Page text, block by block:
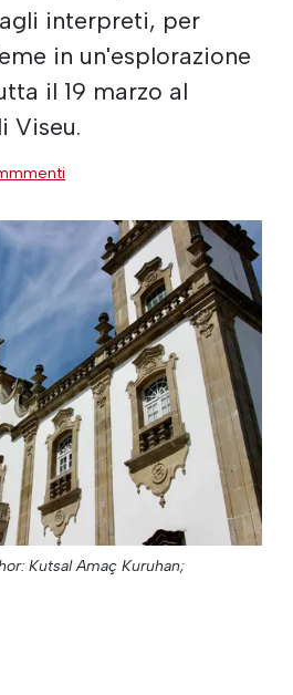
interpreti, per
in un'esplorazione
il 19 marzo al
Viseu.
Kutsal Amaç Kuruhan;